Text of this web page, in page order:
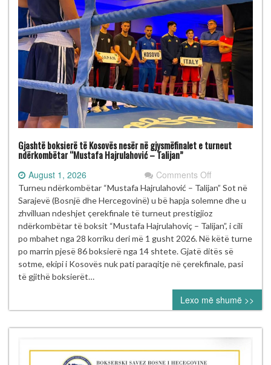
Gjashtë boksierë të Kosovës nesër në gjysmëfinalet e turneut
ndërkombëtar “Mustafa Hajrulahović – Talijan”
August 1, 2026 Comments Offon
Gjashtë
boksierë
të
Kosovës
nesër
në
gjysmëfinalet
turneut
ndërkombëtar
“Mustafa
Hajrulahović
Talijan”
Turneu ndërkombëtar “Mustafa Hajrulahović – Talijan” Sot në
Sarajevë (Bosnjë dhe Hercegovinë) u bë hapja solemne dhe u
zhvilluan ndeshjet çerekfinale të turneut prestigjioz
ndërkombëtar të boksit “Mustafa Hajrulahoviç – Talijan”, i cili
po mbahet nga 28 korriku deri më 1 gusht 2026. Në këtë turne
po marrin pjesë 86 boksierë nga 14 shtete. Gjatë ditës së
sotme, ekipi i Kosovës nuk pati paraqitje në çerekfinale, pasi
të gjithë boksierët…
Lexo më shumë >>